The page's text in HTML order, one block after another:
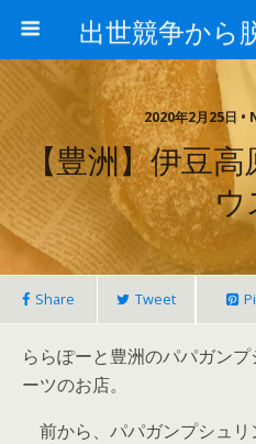
2020年2月25日
【豊洲】伊豆
ウ
Share Tweet
ららぽーと豊洲のパパガン
ーツのお店。
前から、パパガンプシュリ